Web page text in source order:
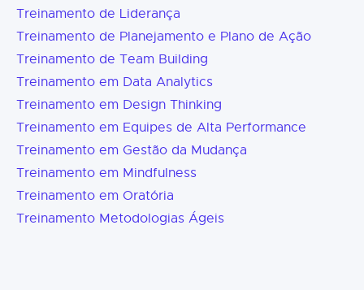
Treinamento de Liderança
Treinamento de Planejamento e Plano de Ação
Treinamento de Team Building
Treinamento em Data Analytics
Treinamento em Design Thinking
Treinamento em Equipes de Alta Performance
Treinamento em Gestão da Mudança
Treinamento em Mindfulness
Treinamento em Oratória
Treinamento Metodologias Ágeis